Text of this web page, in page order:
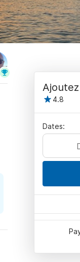
4.8
Dates: